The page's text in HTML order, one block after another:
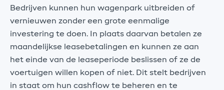
Bedrijven kunnen hun wagenpark uitbreiden of
vernieuwen zonder een grote eenmalige
investering te doen. In plaats daarvan betalen ze
maandelijkse leasebetalingen en kunnen ze aan
het einde van de leaseperiode beslissen of ze de
voertuigen willen kopen of niet. Dit stelt bedrijven
in staat om hun cashflow te beheren en te